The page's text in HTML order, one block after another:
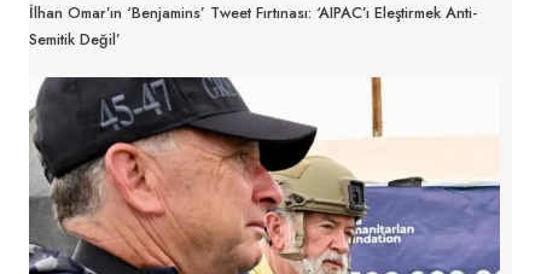
İlhan Omar’ın ‘Benjamins’ Tweet Fırtınası: ‘AIPAC’ı Eleştirmek Anti-
Semitik Değil’